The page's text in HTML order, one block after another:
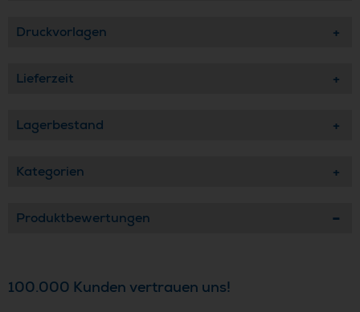
Druckvorlagen
Lieferzeit
Lagerbestand
Kategorien
Produktbewertungen
100.000 Kunden vertrauen uns!